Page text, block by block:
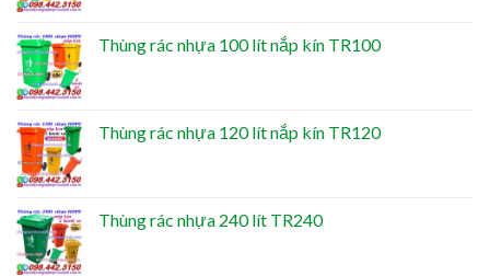
Thùng rác nhựa 100 lít nắp kín TR100
Thùng rác nhựa 120 lít nắp kín TR120
Thùng rác nhựa 240 lít TR240